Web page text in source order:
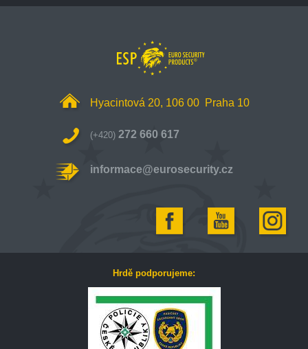
Hyacintová 20, 106 00 Praha 10
(+420) 272 660 617
informace@eurosecurity.cz
Hrdě podporujeme: